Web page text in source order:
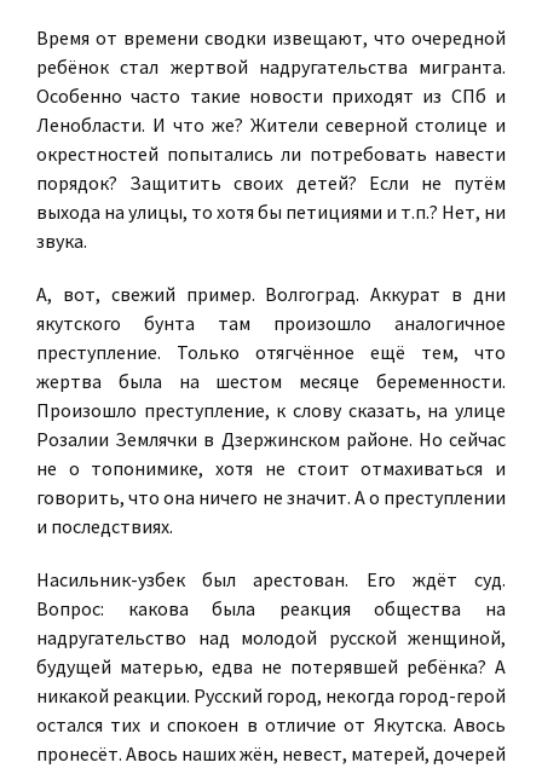
Время от времени сводки извещают, что очередной
ребёнок стал жертвой надругательства мигранта.
Особенно часто такие новости приходят из СПб и
Ленобласти. И что же? Жители северной столице и
окрестностей попытались ли потребовать навести
порядок? Защитить своих детей? Если не путём
выхода на улицы, то хотя бы петициями и т.п.? Нет, ни
звука.
А, вот, свежий пример. Волгоград. Аккурат в дни
якутского бунта там произошло аналогичное
преступление. Только отягчённое ещё тем, что
жертва была на шестом месяце беременности.
Произошло преступление, к слову сказать, на улице
Розалии Землячки в Дзержинском районе. Но сейчас
не о топонимике, хотя не стоит отмахиваться и
говорить, что она ничего не значит. А о преступлении
и последствиях.
Насильник-узбек был арестован. Его ждёт суд.
Вопрос: какова была реакция общества на
надругательство над молодой русской женщиной,
будущей матерью, едва не потерявшей ребёнка? А
никакой реакции. Русский город, некогда город-герой
остался тих и спокоен в отличие от Якутска. Авось
пронесёт. Авось наших жён, невест, матерей, дочерей